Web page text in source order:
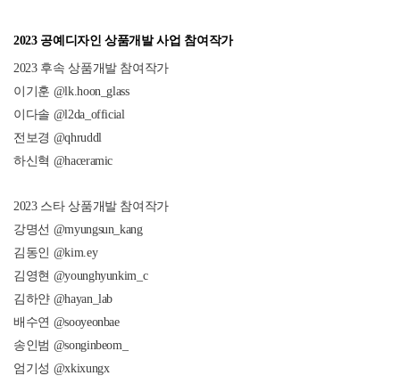
2023 공예디자인 상품개발 사업 참여작가
2023 후속 상품개발 참여작가
이기훈 @lk.hoon_glass
이다솔 @l2da_official
전보경 @qhruddl
하신혁 @haceramic
2023 스타 상품개발 참여작가
강명선 @myungsun_kang
김동인 @kim.ey
김영현 @younghyunkim_c
김하얀 @hayan_lab
배수연 @sooyeonbae
송인범 @songinbeom_
엄기성 @xkixungx